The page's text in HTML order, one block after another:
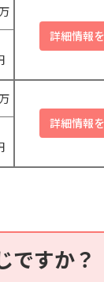
ですか？